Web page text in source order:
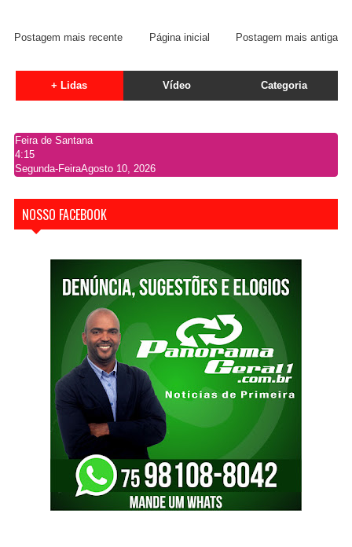
Postagem mais recente Postagem mais antiga
Página inicial
+ Lidas Vídeo Categoria
Feira de Santana
4:15
Segunda-FeiraAgosto 10, 2026
NOSSO FACEBOOK